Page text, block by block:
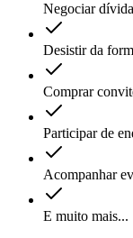
Negociar
Desistir da
Comprar
Participar de
Acompanhar
E muito mais...